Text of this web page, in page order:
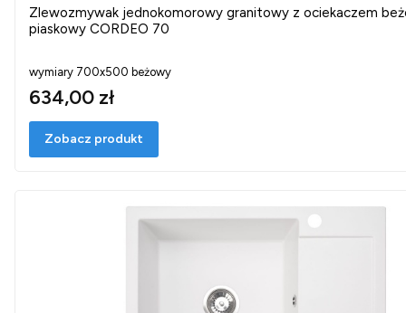
Zlewozmywak jednokomorowy granitowy z ociekaczem
piaskowy CORDEO 70
wymiary 700x500 beżowy
634,00 zł
Zobacz produkt